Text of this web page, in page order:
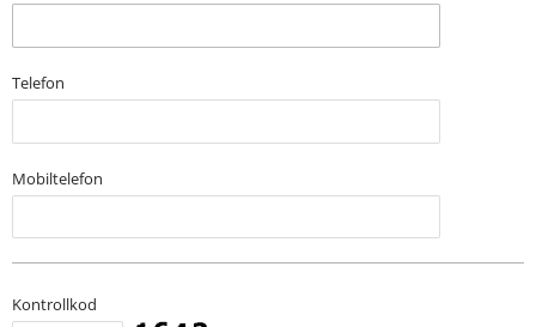
Telefon
Mobiltelefon
Kontrollkod